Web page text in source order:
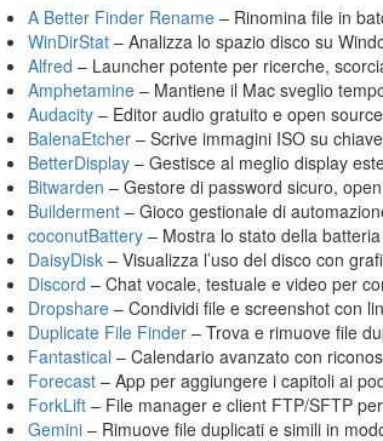
A Better Finder Rename – Rinomina file in
WinDirStat – Analizza lo spazio disco su
Alfred – Launcher potente per ricerche,
Amphetamine – Mantiene il Mac sveglio
Audacity – Editor audio gratuito e open
BalenaEtcher – Scrive immagini ISO su
BetterDisplay – Gestisce al meglio display
Bitwarden – Gestore di password sicuro,
Builderment – Gioco gestionale di
coconutBattery – Mostra lo stato della
DaisyDisk – Visualizza l’uso del disco con
Discord – Chat vocale, testuale e video per
Dropshare – Condividi file e screenshot con
Duplicate File Finder – Trova e rimuove file
Fantastical – Calendario avanzato con
Forecast – App per aggiungere i capitoli ai
ForkLift – File manager e client FTP/SFTP
Gemini – Rimuove file duplicati e simili in